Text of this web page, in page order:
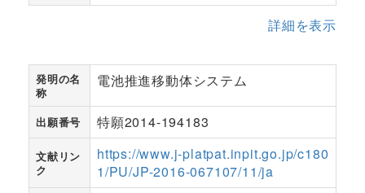
詳細を表示
発明の名
称
電池推進移動体システム
出願番号 特願2014-194183
文献リン
ク
https://www.j-platpat.inpit.go.jp/c180
1/PU/JP-2016-067107/11/ja